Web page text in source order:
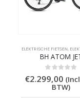
ELEKTRISCHE FIETSEN,
BH ATOM
0out of 5
€2.299,00
BTW)